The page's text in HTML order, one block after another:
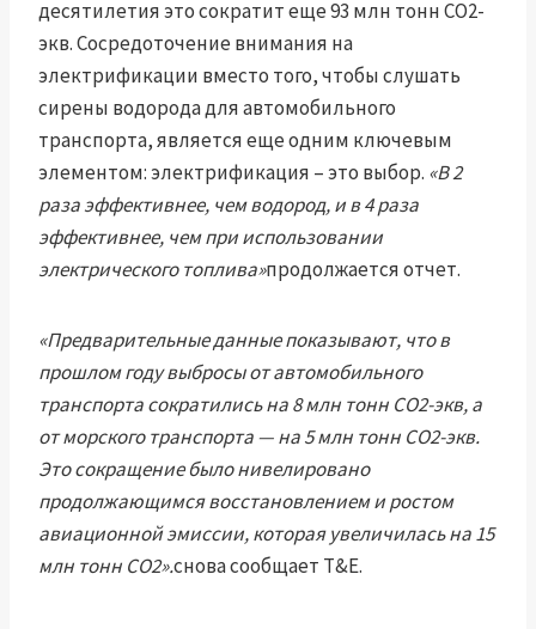
десятилетия это сократит еще 93 млн тонн CO2-
экв. Сосредоточение внимания на
электрификации вместо того, чтобы слушать
сирены водорода для автомобильного
транспорта, является еще одним ключевым
элементом: электрификация – это выбор. «В 2
раза эффективнее, чем водород, и в 4 раза
эффективнее, чем при использовании
электрического топлива»продолжается отчет.
«Предварительные данные показывают, что в
прошлом году выбросы от автомобильного
транспорта сократились на 8 млн тонн CO2-экв, а
от морского транспорта — на 5 млн тонн CO2-экв.
Это сокращение было нивелировано
продолжающимся восстановлением и ростом
авиационной эмиссии, которая увеличилась на 15
млн тонн CO2».снова сообщает T&E.